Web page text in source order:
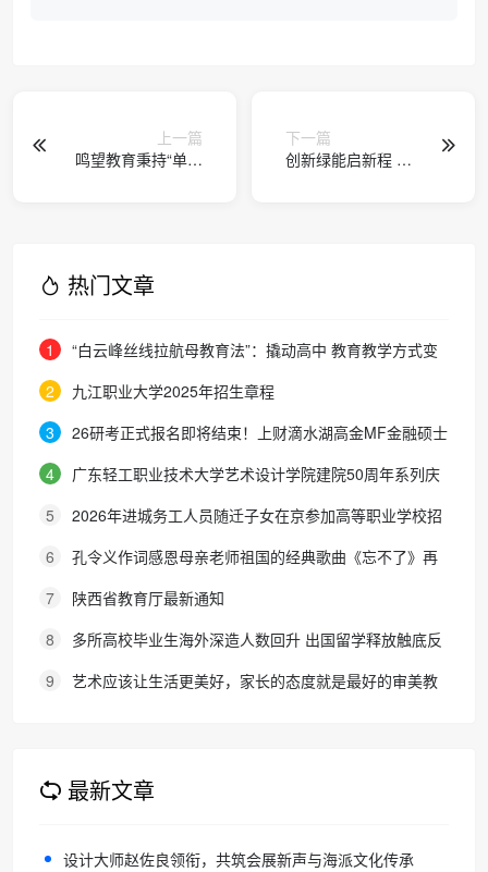
上一篇
鸣望教育秉持“单词
下一篇
创新绿能启新程 匠
热门文章
1
“白云峰丝线拉航母教育法”：撬动高中 教育教学方式变
化的必要途径
2
九江职业大学2025年招生章程
3
26研考正式报名即将结束！上财滴水湖高金MF金融硕士
最全报考攻略来了
4
广东轻工职业技术大学艺术设计学院建院50周年系列庆
典活动成功举办
5
2026年进城务工人员随迁子女在京参加高等职业学校招
生考试报名通知
6
孔令义作词感恩母亲老师祖国的经典歌曲《忘不了》再
次唱响
7
陕西省教育厅最新通知
8
多所高校毕业生海外深造人数回升 出国留学释放触底反
弹信号
9
艺术应该让生活更美好，家长的态度就是最好的审美教
最新文章
设计大师赵佐良领衔，共筑会展新声与海派文化传承